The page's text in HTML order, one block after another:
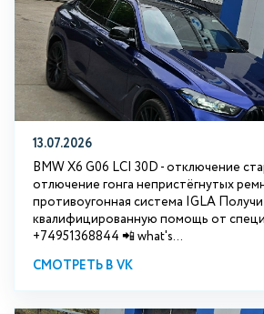
13.07.2026
BMW X6 G06 LCI 30D - отключение
отлючение гонга непристёгнутых
противоугонная система IGLA
квалифицированную помощь от
+74951368844 📲 what's...
СМОТРЕТЬ В VK